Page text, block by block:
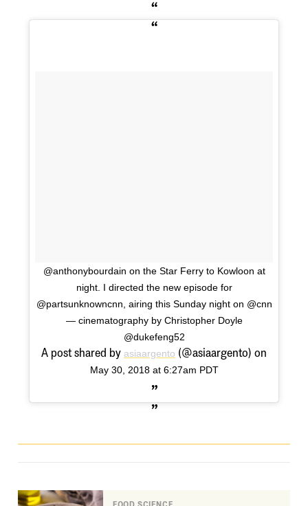
@anthonybourdain on the Star Ferry to Kowloon at
night. I directed the new episode for
@partsunknowncnn, airing this Sunday night on @cnn
— cinematography by Christopher Doyle
@dukefeng52
A post shared by asiaargento (@asiaargento) on
May 30, 2018 at 6:27am PDT